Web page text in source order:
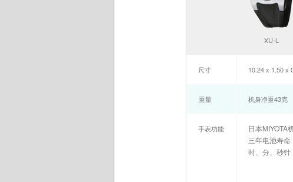
XU-L
尺寸 10.24 x 1.50 x
重量 机身净重43克
手表功能
日本MIYOTA
三年电池寿命
时、分、秒针